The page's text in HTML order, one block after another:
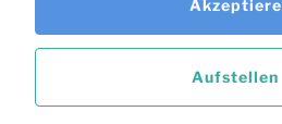
Tischleuchte Greasby
Aufstellen
Akzeptiere